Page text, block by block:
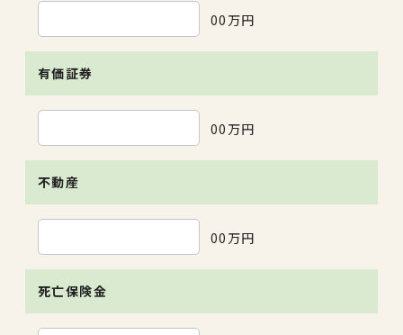
00万円
有価証券
00万円
不動産
00万円
死亡保険金